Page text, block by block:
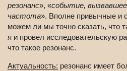
резонанс», «событие, вызвавшее
частота». Вполне привычные
можем ли мы точно сказать, что
я и провел исследовательскую
что такое резонанс.
Актуальность: резонанс имеет